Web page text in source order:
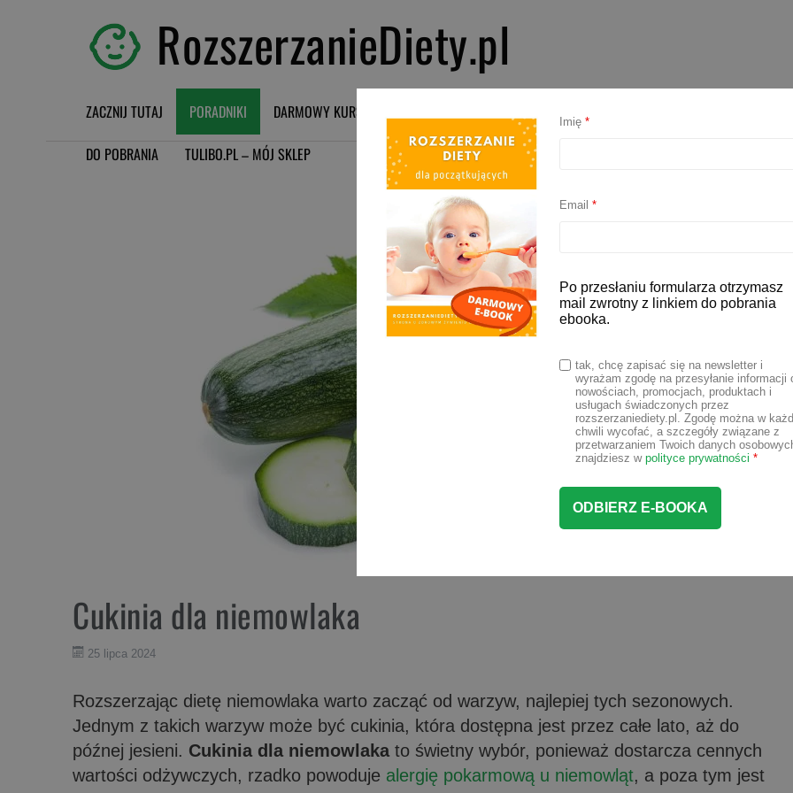
RozszerzanieDiety.pl
ZACZNIJ TUTAJ PORADNIKI DARMOWY KURS BLW
DO POBRANIA
TULIBO.PL – MÓJ SKLEP
Cukinia dla niemowlaka
25 lipca 2024
Rozszerzając dietę niemowlaka warto zacząć od warzyw, najlepiej tych sezonowych.
Jednym z takich warzyw może być cukinia, która dostępna jest przez całe lato, aż do
późnej jesieni. Cukinia dla niemowlaka to świetny wybór, ponieważ dostarcza cennych
wartości odżywczych, rzadko powoduje alergię pokarmową u niemowląt, a poza tym jest
Imię *
Email *
Po przesłaniu formularza otrzymasz
mail zwrotny z linkiem do pobrania
ebooka.
tak, chcę zapisać się na newsletter i
wyrażam zgodę na przesyłanie informacji
nowościach, promocjach, produktach i
usługach świadczonych przez
rozszerzaniediety.pl. Zgodę można w
chwili wycofać, a szczegóły związane z
przetwarzaniem Twoich danych
znajdziesz wpolityce prywatności *